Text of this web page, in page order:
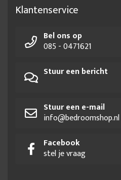
Klantenservice
Bel ons op
085 - 0471621
Stuur een bericht
Stuur een e-mail
info@bedroomshop.nl
Facebook
stel je vraag